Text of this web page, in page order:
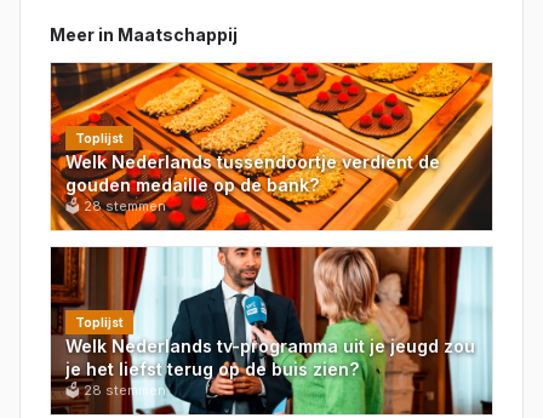
Meer in Maatschappij
Toplijst
Welk Nederlands tussendoortje verdient de
gouden medaille op de bank?
🗳28 stemmen
Toplijst
Welk Nederlands tv-programma uit je jeugd zou
je het liefst terug op de buis zien?
🗳28 stemmen